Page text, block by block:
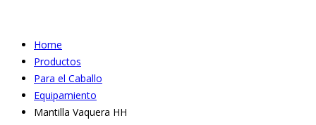
Home
Productos
Para el Caballo
Equipamiento
Mantilla Vaquera HH